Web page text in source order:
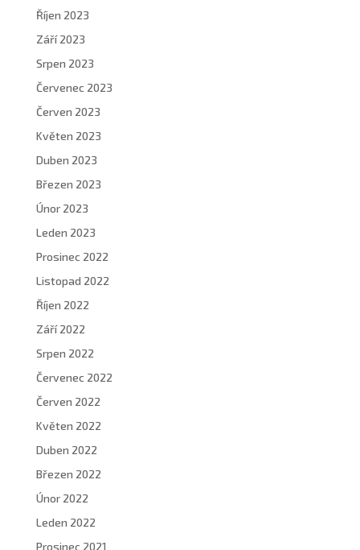
Říjen 2023
Září 2023
Srpen 2023
Červenec 2023
Červen 2023
Květen 2023
Duben 2023
Březen 2023
Únor 2023
Leden 2023
Prosinec 2022
Listopad 2022
Říjen 2022
Září 2022
Srpen 2022
Červenec 2022
Červen 2022
Květen 2022
Duben 2022
Březen 2022
Únor 2022
Leden 2022
Prosinec 2021